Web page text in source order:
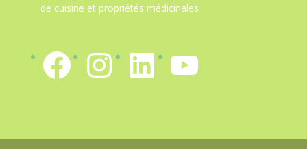
de cuisine et propriétés médicinales
Facebook
Instagram
LinkedIn
YouTube